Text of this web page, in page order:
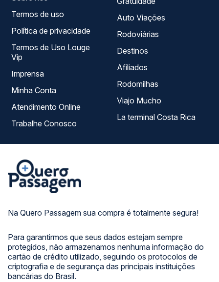
Na Quero Passagem sua compra é totalmente segura!
Para garantirmos que seus dados estejam sempre
protegidos, não armazenamos nenhuma informação do
cartão de crédito utilizado, seguindo os protocolos de
criptografia e de segurança das principais instituições
bancárias do Brasil.
Termos de uso
Política de privacidade
Termos de Uso Louge
Vip
Imprensa
Minha Conta
Atendimento Online
Trabalhe Conosco
Auto Viações
Rodoviárias
Destinos
Afiliados
Rodomilhas
Viajo Mucho
La terminal Costa Rica